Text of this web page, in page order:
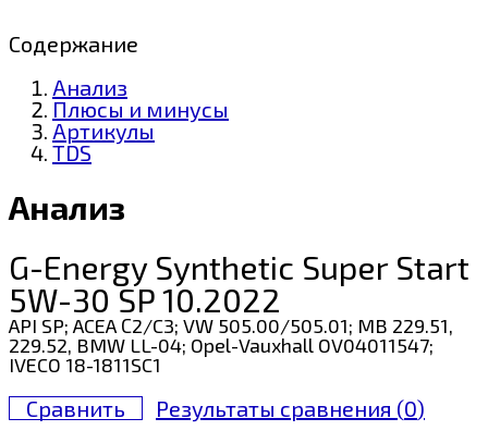
Содержание
Анализ
Плюсы и минусы
Артикулы
TDS
Анализ
G-Energy Synthetic Super Start
5W-30 SP 10.2022
API SP; ACEA С2/C3; VW 505.00/505.01; MB 229.51,
229.52, BMW LL-04; Opel-Vauxhall OV04011547;
IVECO 18-1811SC1
Сравнить Результаты сравнения (0)